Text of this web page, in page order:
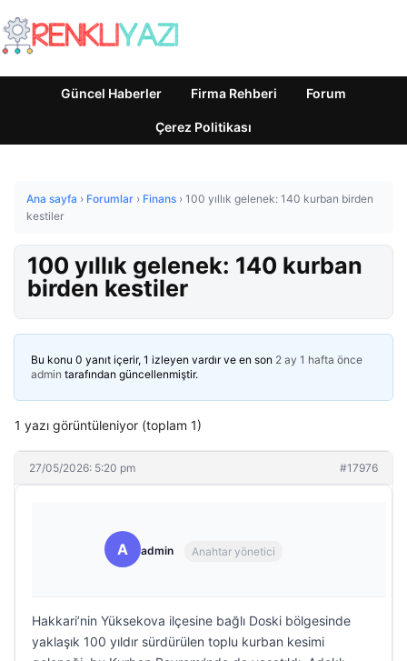
Güncel Haberler Firma Rehberi Forum
Çerez Politikası
Ana sayfa › Forumlar › Finans › 100 yıllık gelenek: 140 kurban birden
kestiler
100 yıllık gelenek: 140 kurban
birden kestiler
Bu konu 0 yanıt içerir, 1 izleyen vardır ve en son 2 ay 1 hafta önce
admin tarafından güncellenmiştir.
1 yazı görüntüleniyor (toplam 1)
27/05/2026: 5:20 pm #17976
A admin Anahtar yönetici
Hakkari’nin Yüksekova ilçesine bağlı Doski bölgesinde
yaklaşık 100 yıldır sürdürülen toplu kurban kesimi